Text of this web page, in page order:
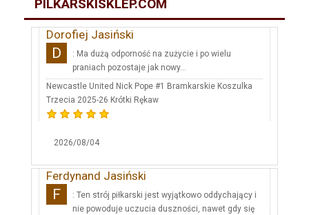
PILKARSKISKLEP.COM
Dorofiej Jasiński
D
: Ma dużą odporność na zużycie i po wielu
praniach pozostaje jak nowy...
Newcastle United Nick Pope #1 Bramkarskie Koszulka
Trzecia 2025-26 Krótki Rękaw
2026/08/04
Ferdynand Jasiński
F
: Ten strój piłkarski jest wyjątkowo oddychający i
nie powoduje uczucia duszności, nawet gdy się